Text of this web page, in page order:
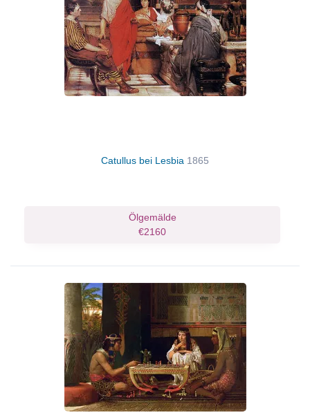
Catullus bei Lesbia 1865
Ölgemälde
€2160